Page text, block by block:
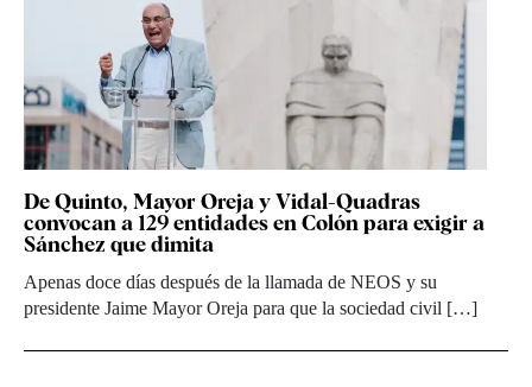
De Quinto, Mayor Oreja y Vidal-Quadras
convocan a 129 entidades en Colón para exigir a
Sánchez que dimita
Apenas doce días después de la llamada de NEOS y su
presidente Jaime Mayor Oreja para que la sociedad civil […]